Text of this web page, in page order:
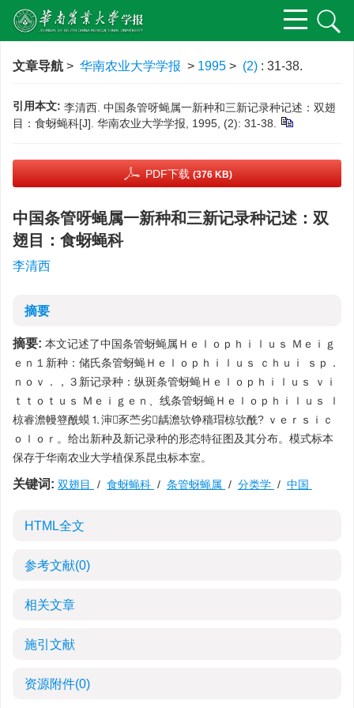
文章导航 > 华南农业大学学报 > 1995 > (2) : 31-38.
引用本文: 李清西. 中国条管呀蝇属一新种和三新记录种记述：双翅
目：食蚜蝇科[J]. 华南农业大学学报, 1995, (2): 31-38.
PDF下载 (376 KB)
中国条管呀蝇属一新种和三新记录种记述：双
翅目：食蚜蝇科
李清西
摘要
摘要: 本文记述了中国条管蚜蝇属Ｈｅｌｏｐｈｉｌｕｓ Ｍｅｉｇ
ｅｎ１新种：储氏条管蚜蝇Ｈｅｌｏｐｈｉｌｕｓ ｃｈｕｉ ｓｐ．
ｎｏｖ．，３新记录种：纵斑条管蚜蝇Ｈｅｌｏｐｈｉｌｕｓ ｖｉ
ｔｔｏｔｕｓ Ｍｅｉｇｅｎ、线条管蚜蝇Ｈｅｌｏｐｈｉｌｕｓ ｌ
椋睿澹幔簦酰蟆⒈渖豕苎劣龋澹欤铮穑瑁椋欤酰? ｖｅｒｓｉｃ
ｏｌｏｒ。给出新种及新记录种的形态特征图及其分布。模式标本
保存于华南农业大学植保系昆虫标本室。
关键词: 双翅目 / 食蚜蝇科 / 条管蚜蝇属 / 分类学 / 中国
HTML全文
参考文献(0)
相关文章
施引文献
资源附件(0)